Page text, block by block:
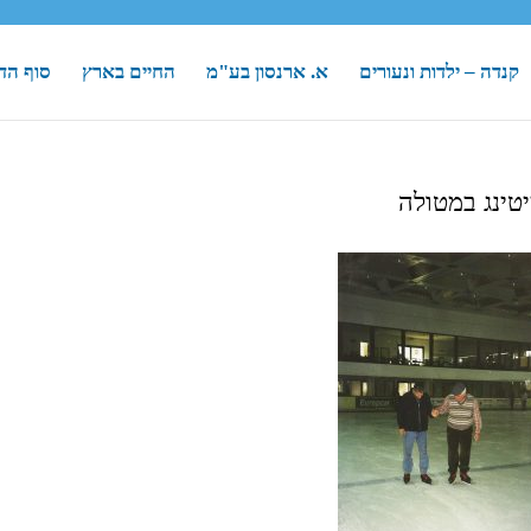
קנדה – ילדות ונעורים א. ארנסון בע"מ החיים בארץ סוף
במטולה